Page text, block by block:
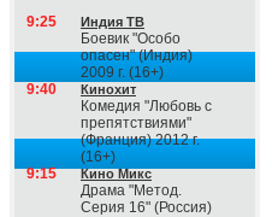
9:25 Индия ТВ
Боевик "Особо
опасен" (Индия)
2009 г. (16+)
9:40
Кинохит
Комедия "Любовь с
препятствиями"
(Франция) 2012 г.
(16+)
9:15
Кино Микс
Драма "Метод.
Серия 16" (Россия)